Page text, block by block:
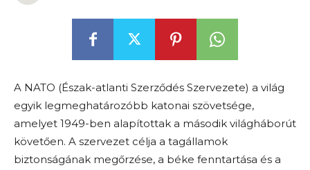
A NATO (Észak-atlanti Szerződés Szervezete) a világ
egyik legmeghatározóbb katonai szövetsége,
amelyet 1949-ben alapítottak a második világháborút
követően. A szervezet célja a tagállamok
biztonságának megőrzése, a béke fenntartása és a